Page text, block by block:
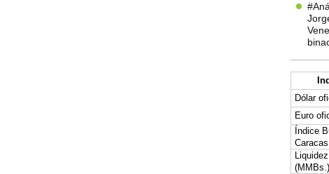
Dólar
Euro
Índice
(MMBs.)